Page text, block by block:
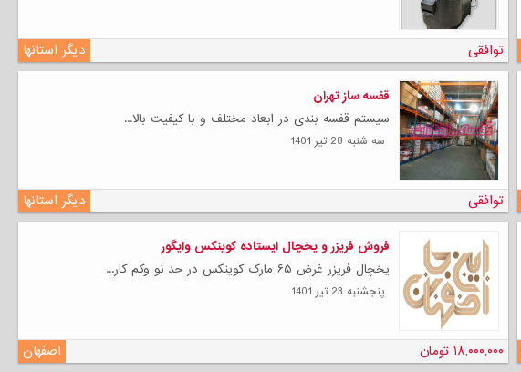
دیگر استانها توافقی
قفسه ساز تهران
سیستم قفسه بندی در ابعاد مختلف و با کیفیت بالا...
سه شنبه 28 تیر 1401
دیگر استانها توافقی
فروش فریزر و یخچال ایستاده کوینکس وایگور
یخچال فریزر غرض ۶۵ مارک کوینکس در حد نو وکم کار...
پنجشنبه 23 تیر 1401
اصفهان ۱۸,۰۰۰,۰۰۰ تومان